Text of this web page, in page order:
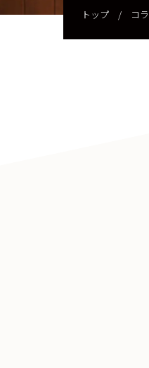
トップ/ コ